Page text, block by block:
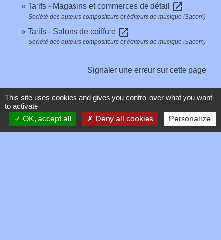
Tarifs - Magasins et commerces de détail open_in_new
Société des auteurs compositeurs et éditeurs de musique (Sacem)
Tarifs - Salons de coiffure open_in_new
Société des auteurs compositeurs et éditeurs de musique (Sacem)
Signaler une erreur sur cette page
Contacts
This site uses cookies and gives you control over what you want
to activate
OK, accept all
Deny all cookies Personalize